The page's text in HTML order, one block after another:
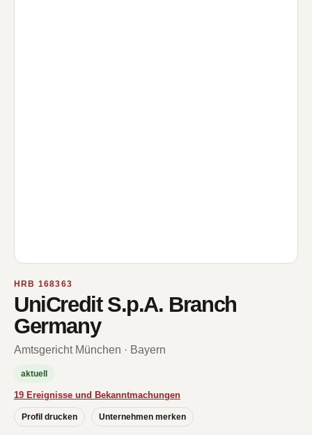
HRB 168363
UniCredit S.p.A. Branch
Germany
Amtsgericht München · Bayern
aktuell
19 Ereignisse und Bekanntmachungen
Profil drucken Unternehmen merken